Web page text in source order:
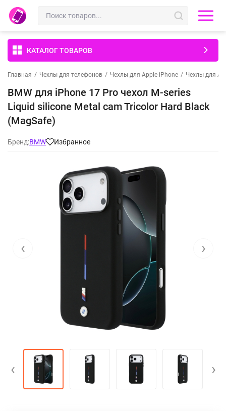
КАТАЛОГ ТОВАРОВ
Главная / Чехлы для телефонов / Чехлы для Apple iPhone / Чехлы для
BMW для iPhone 17 Pro чехол M-series
Liquid silicone Metal cam Tricolor Hard Black
(MagSafe)
Бренд:BMW Избранное
‹ ›
‹ ›